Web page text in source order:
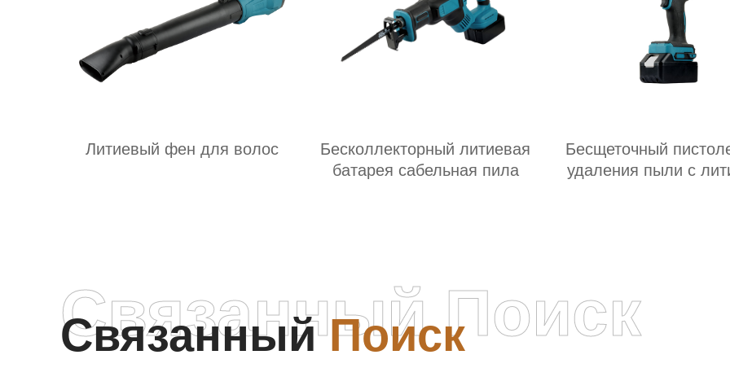
Литиевый фен для волос
Бесколлекторный литиевая
батарея сабельная пила
Бесщеточный
удаления пыли с
СвязанныйПоиск
Связанный Поиск